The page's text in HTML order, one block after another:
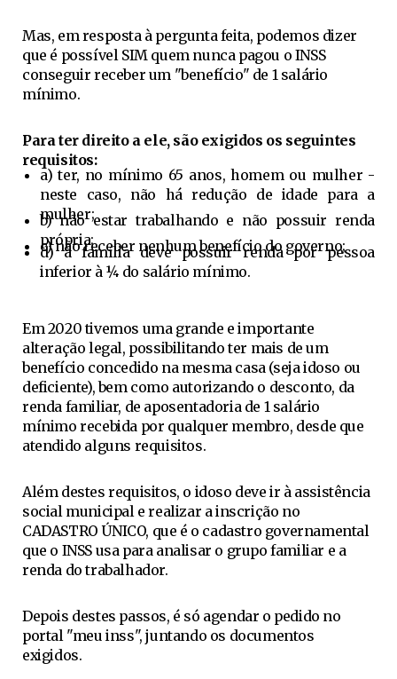
Mas, em resposta à pergunta feita, podemos dizer
que é possível SIM quem nunca pagou o INSS
conseguir receber um "benefício" de 1 salário
mínimo.
Para ter direito a ele, são exigidos os seguintes
requisitos:
a) ter, no mínimo 65 anos, homem ou mulher -
neste caso, não há redução de idade para a
mulher;
b) não estar trabalhando e não possuir renda
própria;
c) não receber nenhum benefício do governo;
d) a família deve possuir renda por pessoa
inferior à ¼ do salário mínimo.
Em 2020 tivemos uma grande e importante
alteração legal, possibilitando ter mais de um
benefício concedido na mesma casa (seja idoso ou
deficiente), bem como autorizando o desconto, da
renda familiar, de aposentadoria de 1 salário
mínimo recebida por qualquer membro, desde que
atendido alguns requisitos.
Além destes requisitos, o idoso deve ir à assistência
social municipal e realizar a inscrição no
CADASTRO ÚNICO, que é o cadastro governamental
que o INSS usa para analisar o grupo familiar e a
renda do trabalhador.
Depois destes passos, é só agendar o pedido no
portal "meu inss", juntando os documentos
exigidos.